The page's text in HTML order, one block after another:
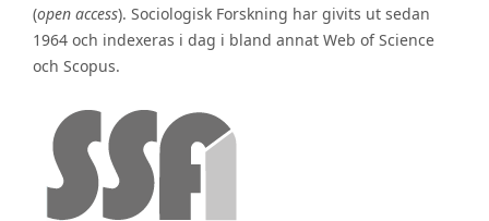
(open access). Sociologisk Forskning har givits ut sedan
1964 och indexeras i dag i bland annat Web of Science
och Scopus.